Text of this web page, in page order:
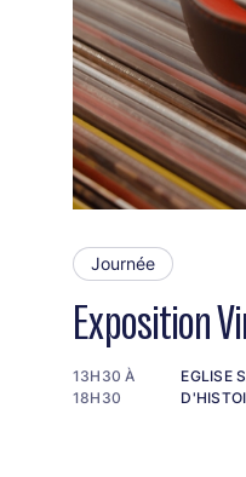
Journée
Exposition
13H30 À
18H30
EGLISE